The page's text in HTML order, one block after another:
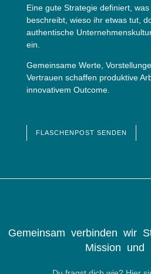
Eine gute Strategie definiert,
beschreibt, wieso ihr etwas tut,
authentische
ein.
Gemeinsame Werte,
Vertrauen schaffen produktive
innovativem Outcome.
FLASCHENPOST SENDEN
Gemeinsam verbinden wir
Mission und